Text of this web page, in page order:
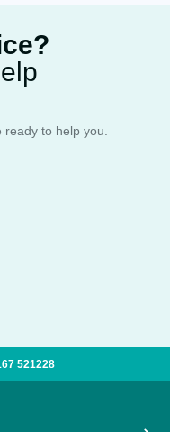
to help you.
521228